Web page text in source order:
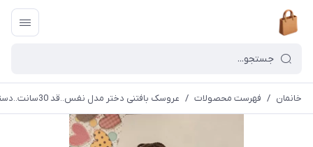
خانمان / فهرست محصولات / عروسک بافتنی دختر مدل نفس..قد 30سانت..دستبافت..دخترونه..سیسمونی خانمان مدل 373772